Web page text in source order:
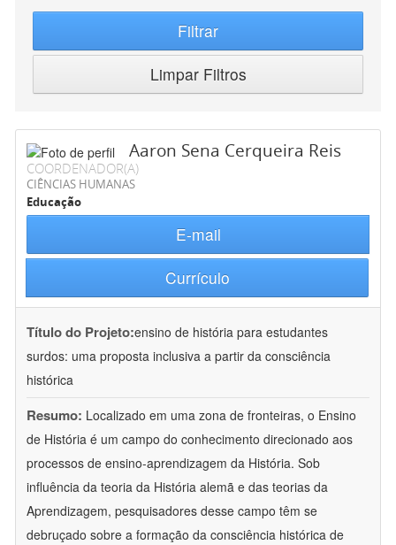
Filtrar
Limpar Filtros
Aaron Sena Cerqueira Reis
COORDENADOR(A)
CIÊNCIAS HUMANAS
Educação
E-mail
Currículo
Título do Projeto:ensino de história para estudantes
surdos: uma proposta inclusiva a partir da consciência
histórica
Resumo: Localizado em uma zona de fronteiras, o Ensino
de História é um campo do conhecimento direcionado aos
processos de ensino-aprendizagem da História. Sob
influência da teoria da História alemã e das teorias da
Aprendizagem, pesquisadores desse campo têm se
debruçado sobre a formação da consciência histórica de